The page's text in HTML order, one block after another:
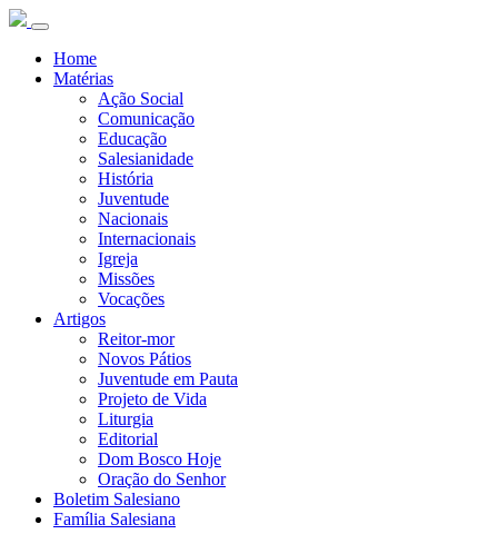
Home
Matérias
Ação Social
Comunicação
Educação
Salesianidade
História
Juventude
Nacionais
Internacionais
Igreja
Missões
Vocações
Artigos
Reitor-mor
Novos Pátios
Juventude em Pauta
Projeto de Vida
Liturgia
Editorial
Dom Bosco Hoje
Oração do Senhor
Boletim Salesiano
Família Salesiana